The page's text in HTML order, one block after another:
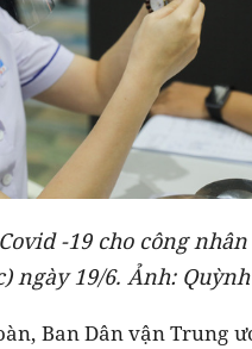
-19 cho công
ngày 19/6. Ảnh:
Ban Dân vận Trung